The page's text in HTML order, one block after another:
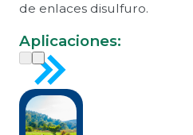
de enlaces disulfuro.
Aplicaciones: